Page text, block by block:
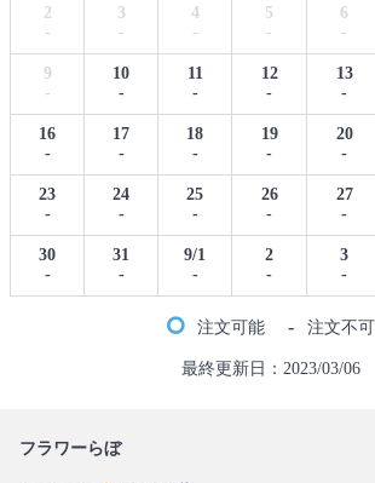
2
-
3
-
4
-
5
-
6
-
9
-
10
-
11
-
12
-
13
-
16
-
17
-
18
-
19
-
20
-
23
-
24
-
25
-
26
-
27
-
30
-
31
-
9/1
-
2
-
3
-
注文可能 - 注文不可
最終更新日：2023/03/06
フラワーらぼ